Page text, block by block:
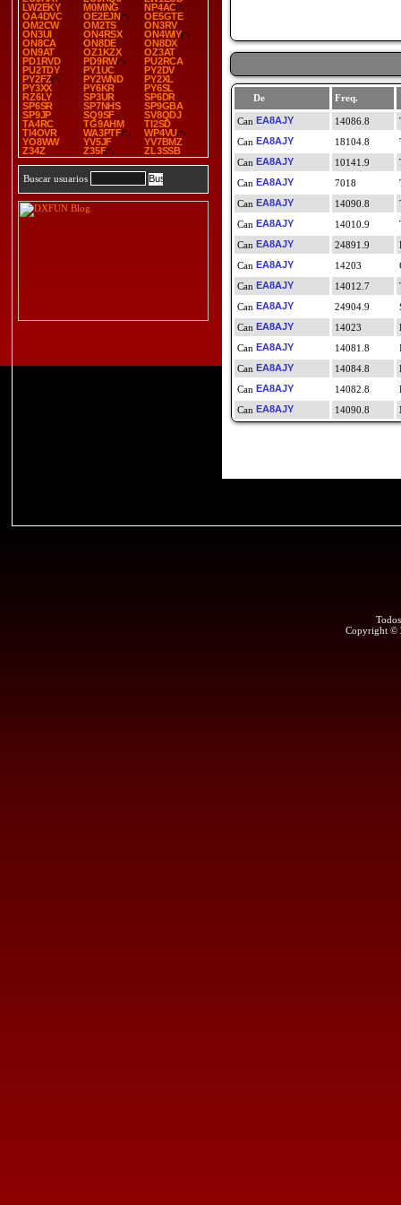
LW2EKY
M0MNG
NP4AC
OA4DVC
OE2EJN
OE5GTE
OM2CW
OM2TS
ON3RV
ON3UI
ON4RSX
ON4WIY
ON8CA
ON8DE
ON8DX
ON9AT
OZ1KZX
OZ3AT
PD1RVD
PD9RW
PU2RCA
PU2TDY
PY1UC
PY2DV
PY2FZ
PY2WND
PY2XL
PY3XX
PY6KR
PY6SL
RZ6LY
SP3UR
SP6DR
SP6SR
SP7NHS
SP9GBA
SP9JP
SQ9SF
SV8QDJ
TA4RC
TG9AHM
TI2SD
TI4OVR
WA3PTF
WP4VU
YO8WW
YV5JF
YV7BMZ
Z34Z
Z35F ZL3SSB
Buscar usuarios
De Freq.
EA8AJY
14086.8
EA8AJY
18104.8
EA8AJY
10141.9
EA8AJY
7018
EA8AJY
14090.8
EA8AJY
14010.9
EA8AJY
24891.9
EA8AJY
14203
EA8AJY
14012.7
EA8AJY
24904.9
EA8AJY
14023
EA8AJY
14081.8
EA8AJY
14084.8
EA8AJY
14082.8
EA8AJY
14090.8
Copyright ©